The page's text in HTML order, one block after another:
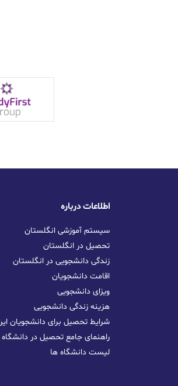
اطلاعات درباره
سیستم آموزشی انگلستان
تحصیل در انگلستان
زندگی دانشجویی در انگلستان
اقامت دانشجویان
ویزای دانشجویی
هزینه زندگی دانشجویی
شرایط تحصیل برای دانشجویان
راهنمای جامع تحصیل در دانشگاه
لیست دانشگاه ها